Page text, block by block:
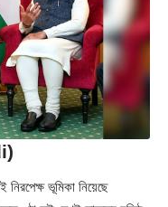
ভূমিকা নিয়েছে